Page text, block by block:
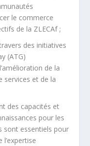
le commerce
de la ZLECAf ;
des initiatives
(ATG)
de la
services et de la
des capacités et
pour les
sont essentiels pour